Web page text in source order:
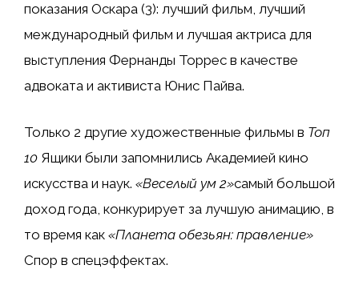
показания Оскара (3): лучший фильм, лучший
международный фильм и лучшая актриса для
выступления Фернанды Торрес в качестве
адвоката и активиста Юнис Пайва.
Только 2 другие художественные фильмы в Топ
10 Ящики были запомнились Академией кино
искусства и наук. «Веселый ум 2»самый большой
доход года, конкурирует за лучшую анимацию, в
то время как «Планета обезьян: правление»
Спор в спецэффектах.